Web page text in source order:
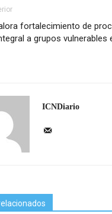
fortalecimiento de
a grupos vulnerables
ICNDiario